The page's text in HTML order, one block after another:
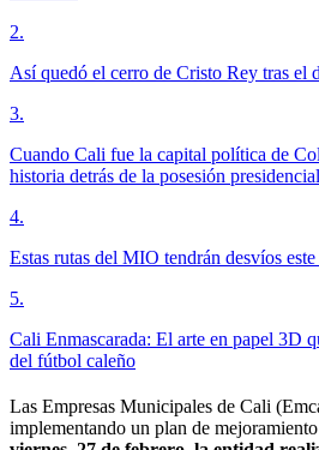
2.
Así quedó el cerro de Cristo Rey tras el
3.
Cuando Cali fue la capital política de
historia detrás de la posesión presidencial
4.
Estas rutas del MIO tendrán desvíos
5.
Cali Enmascarada: El arte en papel 3D
del fútbol caleño
Las Empresas Municipales de Cali
implementando un plan de